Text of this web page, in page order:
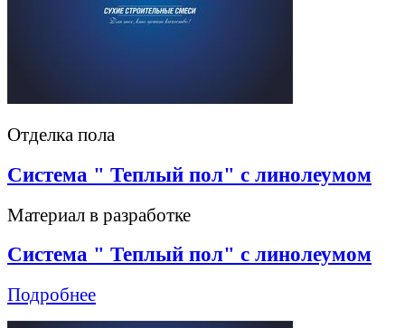
Отделка пола
Система " Теплый пол" с линолеумом
Материал в разработке
Система " Теплый пол" с линолеумом
Подробнее